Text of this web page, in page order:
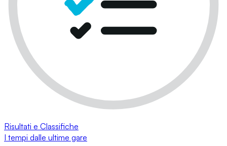
Risultati e Classifiche
I tempi dalle ultime gare